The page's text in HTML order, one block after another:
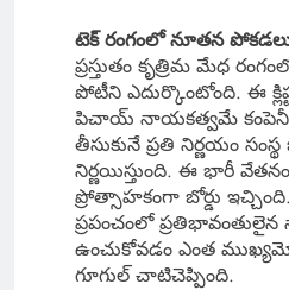
టెక్ రంగంలో నూతన
ప్రస్తుతం కృత్రిమ మేధ
పోటీని ఎదుర్కొంటోంది. ఈ
పిచాయ్ నాయకత్వమే
తీసుకునే ప్రతి నిర్ణయం సంస్థ
నిర్ణయిస్తుంది. ఈ భారీ
ప్రోత్సాహకంగా బోర్డు
ప్రపంచంలో
ఉంచుకోవడం ఎంత
గూగుల్ చాటిచెప్పింది.